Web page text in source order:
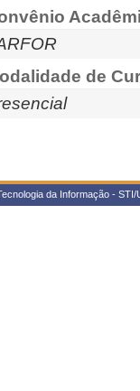
de
da Informação -